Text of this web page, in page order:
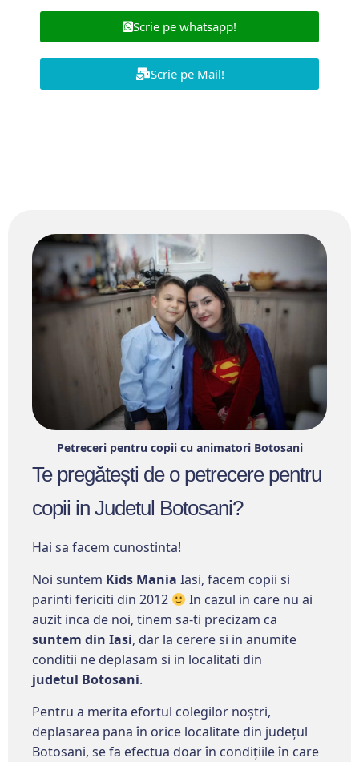
Scrie pe whatsapp!
Scrie pe Mail!
Petreceri pentru copii cu animatori Botosani
Te pregătești de o petrecere pentru
copii in Judetul Botosani?
Hai sa facem cunostinta!
Noi suntem Kids Mania Iasi, facem copii si
parinti fericiti din 2012
In cazul in care nu ai
auzit inca de noi, tinem sa-ti precizam ca
suntem din Iasi, dar la cerere si in anumite
conditii ne deplasam si in localitati din
judetul Botosani.
Pentru a merita efortul colegilor noștri,
deplasarea pana în orice localitate din județul
Botosani, se fa efectua doar în condițiile în care